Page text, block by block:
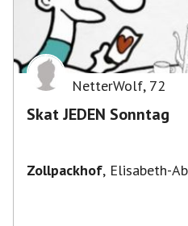
NetterWolf, 72
Skat JEDEN Sonntag
Zollpackhof, Elisabeth-